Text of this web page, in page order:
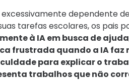
dependente
tarefas escolares, os pais
à IA em busca de ajuda
frustrada quando a IA faz
para explicar o
trabalhos que não